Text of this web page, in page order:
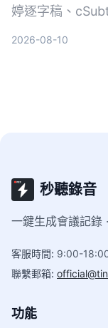
婷逐字稿、
2026-08-10
秒聽錄音
一鍵生成會議記錄
客服時間: 9:00-18:00
聯繫郵箱:
功能